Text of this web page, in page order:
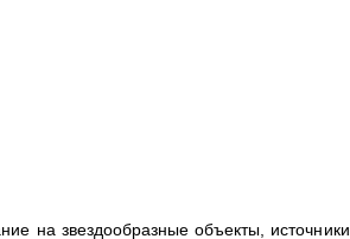
на звездообразные объекты, источники